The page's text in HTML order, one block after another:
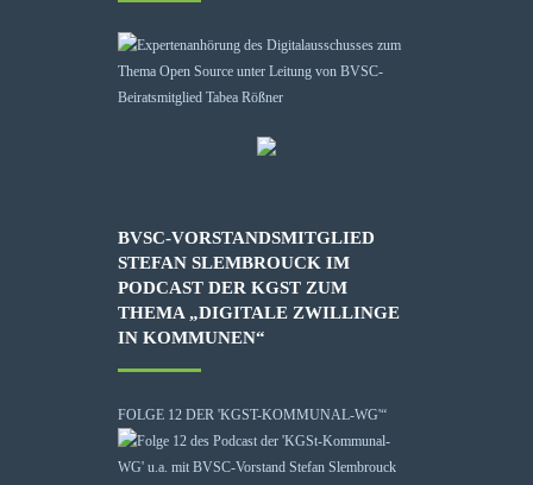
BVSC-VORSTANDSMITGLIED
STEFAN SLEMBROUCK IM
PODCAST DER KGST ZUM
THEMA „DIGITALE ZWILLINGE
IN KOMMUNEN“
FOLGE 12 DER 'KGST-KOMMUNAL-WG'“